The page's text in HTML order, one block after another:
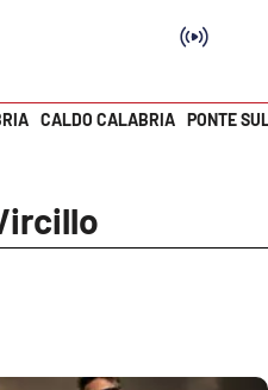
CALDO CALABRIA PONTE